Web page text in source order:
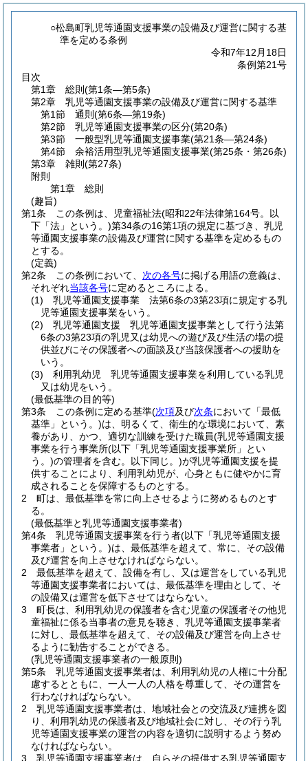
○松島町乳児等通園支援事業の設備及び運営に関する基
準を定める条例
令和7年12月18日
条例第21号
目次
第1章
総則 (第1条―第5条)
第2章
乳児等通園支援事業の設備及び運営に関する基準
第1節
通則 (第6条―第19条)
第2節
乳児等通園支援事業の区分(第20条)
第3節
一般型乳児等通園支援事業(第21条―第24条)
第4節
余裕活用型乳児等通園支援事業(第25条・第26条)
第3章
雑則 (第27条)
附則
第1章
総則
(趣旨)
第1条
この条例は、児童福祉法(昭和22年法律第164号。以
下「法」という。)第34条の16第1項の規定に基づき、乳児
等通園支援事業の設備及び運営に関する基準を定めるもの
とする。
(定義)
第2条
この条例において、 次の各号に掲げる用語の意義は、
それぞれ当該各号に定めるところによる。
(1)
乳児等通園支援事業 法第6条の3第23項に規定する乳
児等通園支援事業をいう。
(2)
乳児等通園支援 乳児等通園支援事業として行う法第
6条の3第23項の乳児又は幼児への遊び及び生活の場の提
供並びにその保護者への面談及び当該保護者への援助を
いう。
(3)
利用乳幼児 乳児等通園支援事業を利用している乳児
又は幼児をいう。
(最低基準の目的等)
第3条
この条例に定める基準(次項及び次条において「最低
基準」という。)は、明るくて、衛生的な環境において、素
養があり、かつ、適切な訓練を受けた職員(乳児等通園支援
事業を行う事業所(以下「乳児等通園支援事業所」とい
う。)の管理者を含む。以下同じ。)が乳児等通園支援を提
供することにより、利用乳幼児が、心身ともに健やかに育
成されることを保障するものとする。
2
町は、最低基準を常に向上させるように努めるものとす
る。
(最低基準と乳児等通園支援事業者)
第4条
乳児等通園支援事業を行う者(以下「乳児等通園支援
事業者」という。)は、最低基準を超えて、常に、その設備
及び運営を向上させなければならない。
2
最低基準を超えて、設備を有し、又は運営をしている乳児
等通園支援事業者においては、最低基準を理由として、そ
の設備又は運営を低下させてはならない。
3
町長は、利用乳幼児の保護者を含む児童の保護者その他児
童福祉に係る当事者の意見を聴き、乳児等通園支援事業者
に対し、最低基準を超えて、その設備及び運営を向上させ
るように勧告することができる。
(乳児等通園支援事業者の一般原則)
第5条
乳児等通園支援事業者は、利用乳幼児の人権に十分配
慮するとともに、一人一人の人格を尊重して、その運営を
行わなければならない。
2
乳児等通園支援事業者は、地域社会との交流及び連携を図
り、利用乳幼児の保護者及び地域社会に対し、その行う乳
児等通園支援事業の運営の内容を適切に説明するよう努め
なければならない。
3
乳児等通園支援事業者は、自らその提供する乳児等通園支